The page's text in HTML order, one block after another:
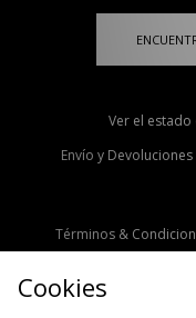
Ver el
Envío y Devoluciones
Términos &
Cookies